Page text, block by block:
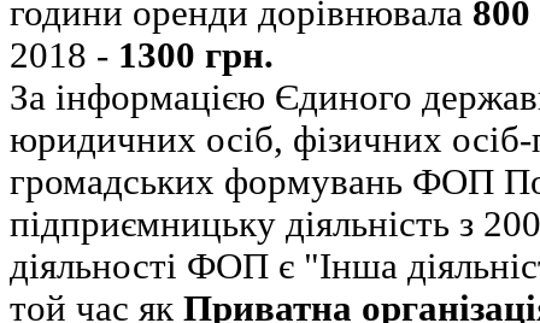
години оренди дорівнювала 800
2018 - 1300 грн.
За інформацією Єдиного
юридичних осіб, фізичних осіб-
громадських формувань ФОП
підприємницьку діяльність з
діяльності ФОП є "Інша
той час як Приватна